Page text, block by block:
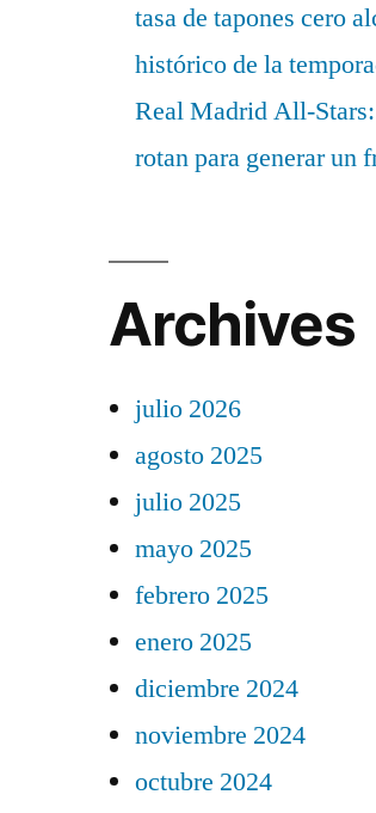
tasa de tapones cero
histórico de la
Real Madrid All-
rotan para generar un
Archives
julio 2026
agosto 2025
julio 2025
mayo 2025
febrero 2025
enero 2025
diciembre 2024
noviembre 2024
octubre 2024